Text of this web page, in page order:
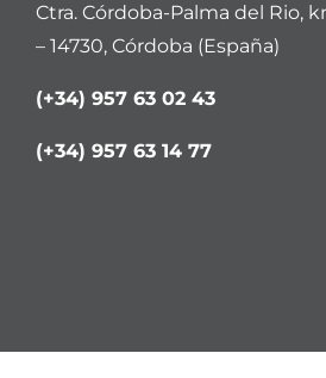
Ctra. Córdoba-Palma del Rio,
– 14730, Córdoba (España)
(+34) 957 63 02 43
(+34) 957 63 14 77